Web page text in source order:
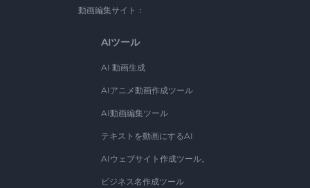
動画編集サイト：
AIツール
AI 動画生成
AIアニメ動画作成ツール
AI動画編集ツール
テキストを動画にするAI
AIウェブサイト作成ツール。
ビジネス名作成ツール